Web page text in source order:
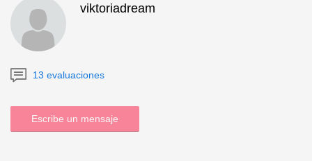
viktoriadream
13 evaluaciones
Escribe un mensaje